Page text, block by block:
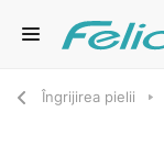
Îngrijirea pielii